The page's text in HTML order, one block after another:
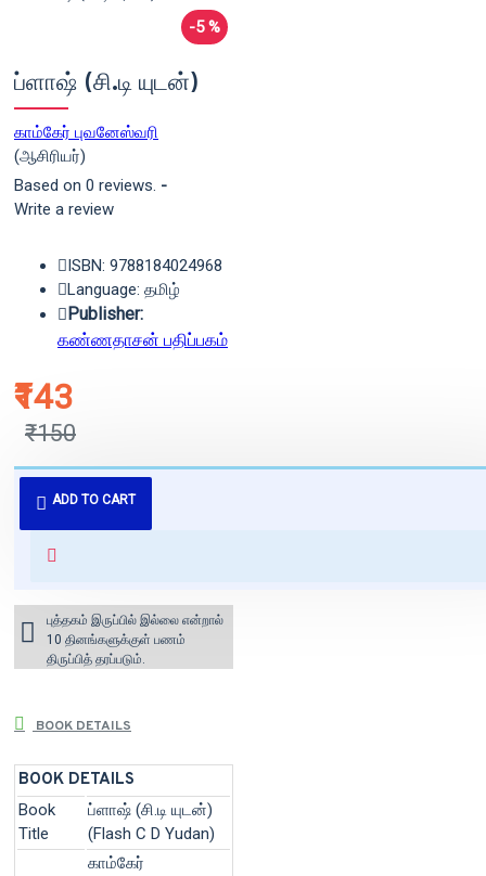
-5 %
ப்ளாஷ் (சி.டி யுடன்)
காம்கேர் புவனேஸ்வரி
(ஆசிரியர்)
Based on 0 reviews. -
Write a review
₹143
₹150
ISBN: 9788184024968
Language: தமிழ்
Publisher:
கண்ணதாசன் பதிப்பகம்
ADD TO CART
புத்தகம் 3 - 7 நாட்களில் அனுப்பி
வைக்கப்படும்.
for orders above ₹1000 within
புத்தகம் இருப்பில் இல்லை என்றால்
10 தினங்களுக்குள் பணம்
திருப்பித் தரப்படும்.
BOOK DETAILS
BOOK DETAILS
Book
Title
ப்ளாஷ் (சி.டி யுடன்)
(Flash C D Yudan)
காம்கேர்